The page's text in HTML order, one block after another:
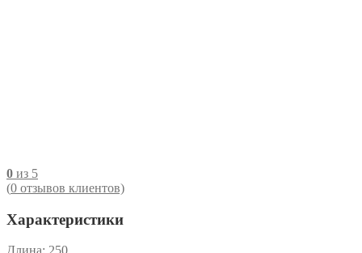
0 из 5
(0 отзывов клиентов)
Характеристики